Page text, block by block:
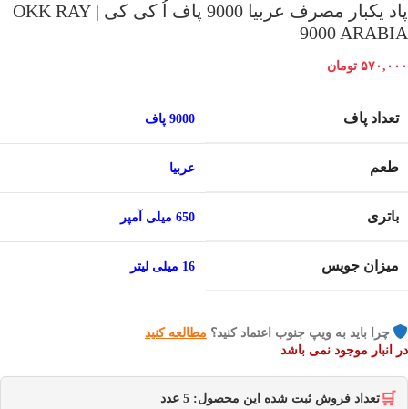
پاد یکبار مصرف عربیا 9000 پاف اُ کی کی | OKK RAY
9000 ARABIA
۵۷۰,۰۰۰ تومان
تعداد پاف 9000 پاف
طعم عربیا
باتری 650 میلی آمپر
میزان جویس 16 میلی لیتر
چرا باید به ویپ جنوب اعتماد کنید؟ مطالعه کنید
در انبار موجود نمی باشد
🛒 تعداد فروش ثبت شده این محصول: 5 عدد